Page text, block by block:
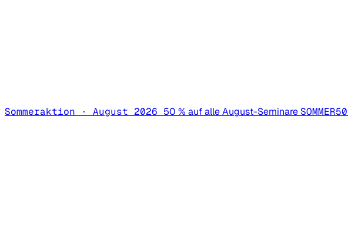
Sommeraktion · August 2026 50 % auf alle August-SeminareSOMMER50